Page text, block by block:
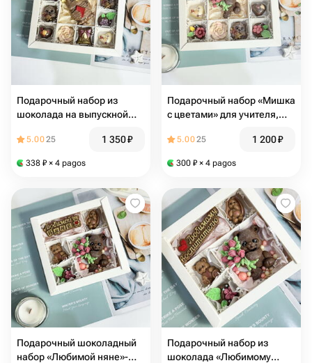
Подарочный набор из
шоколада на выпускной
5.0025 1 350₽
338 ₽ × 4 pagos
Подарочный набор «Мишка
с цветами» для учителя,
ученика, ребенка
5.0025 1 200₽
300 ₽ × 4 pagos
Подарочный шоколадный
набор «Любимой няне»-
Подарочный набор из
шоколада «Любимому